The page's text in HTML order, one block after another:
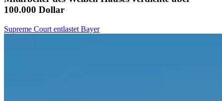
100.000 Dollar
Supreme Court entlastet Bayer